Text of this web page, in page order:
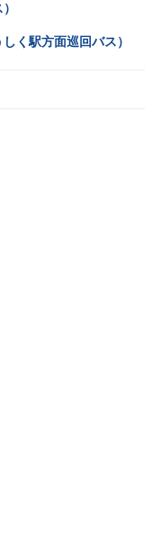
く駅方面巡回バス）